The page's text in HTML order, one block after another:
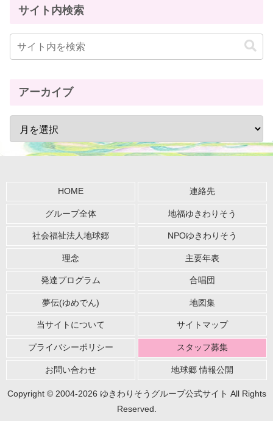
サイト内検索
アーカイブ
HOME 連絡先
グループ全体 地福ゆきわりそう
社会福祉法人地球郷 NPOゆきわりそう
理念 主要年表
発達プログラム 合唱団
夢伝(ゆめでん) 地図集
当サイトについて サイトマップ
プライバシーポリシー スタッフ募集
お問い合わせ 地球郷 情報公開
Copyright © 2004-2026 ゆきわりそうグループ公式サイト All Rights
Reserved.